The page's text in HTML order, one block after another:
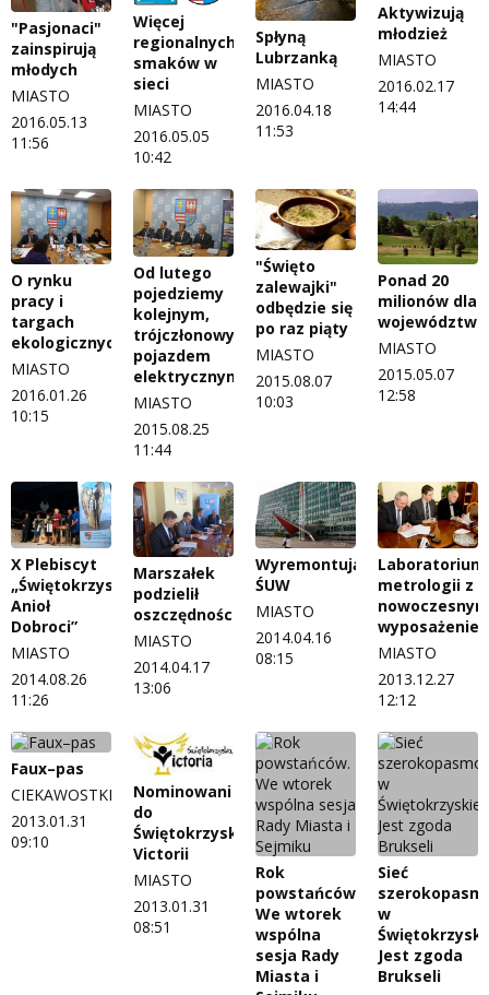
"Pasjonaci"
zainspirują
młodych
MIASTO
2016.05.13
11:56
Więcej
regionalnych
smaków w
sieci
MIASTO
2016.05.05
10:42
Spłyną
Lubrzanką
MIASTO
2016.04.18
11:53
Aktywizują
młodzież
MIASTO
2016.02.17
14:44
O rynku
pracy i
targach
ekologicznych
MIASTO
2016.01.26
10:15
Od lutego
pojedziemy
kolejnym,
trójczłonowym
pojazdem
elektrycznym
MIASTO
2015.08.25
11:44
"Święto
zalewajki"
odbędzie się
po raz piąty
MIASTO
2015.08.07
10:03
Ponad 20
milionów dla
województwa
MIASTO
2015.05.07
12:58
X Plebiscyt
„Świętokrzyski
Anioł
Dobroci”
MIASTO
2014.08.26
11:26
Marszałek
podzielił
oszczędności
MIASTO
2014.04.17
13:06
Wyremontują
ŚUW
MIASTO
2014.04.16
08:15
Laboratorium
metrologii z
nowoczesnym
MIASTO
2013.12.27
12:12
Faux–pas
CIEKAWOSTKI
2013.01.31
09:10
Nominowani
do
Świętokrzyskiej
Victorii
MIASTO
2013.01.31
08:51
Rok
powstańców.
We wtorek
wspólna
sesja Rady
Miasta i
Sieć
w
Jest zgoda
Brukseli